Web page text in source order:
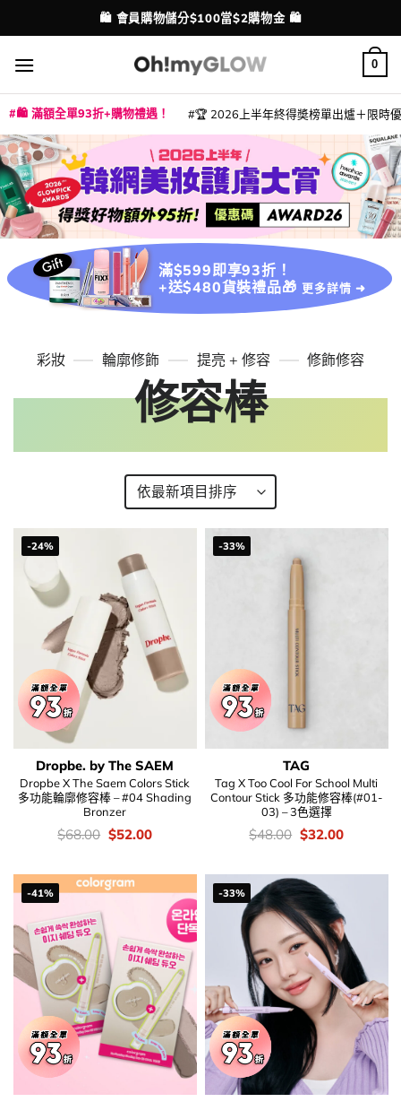
to
content
配送港澳
🛍️ 會員購物儲分$100當$2購物金 🛍️
0
🛍️ 滿額全單93折+購物禮遇！ 🏆 2026上半年終得奬榜單出爐＋限時
滿$599即享93折！
+送$480貨裝禮品🎁 更多詳情 ➜
彩妝 輪廓修飾 提亮 + 修容 修飾修容
修容棒
-24%
Dropbe. by The SAEM
Dropbe X The Saem Colors Stick
多功能輪廓修容棒 – #04 Shading
Bronzer
價
錢：
$68.00 Original
price
$68.00.
$52.00Current
$52.00.
-33%
TAG
Tag X Too Cool For School Multi
Contour Stick 多功能修容棒(#01-
03) – 3色選擇
價
錢：
$48.00 Original
price
$48.00.
$32.00Current
$32.00.
-41% -33%